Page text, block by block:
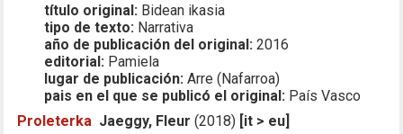
título original: Bidean ikasia
tipo de texto: Narrativa
año de publicación del original: 2016
editorial: Pamiela
lugar de publicación: Arre (Nafarroa)
pais en el que se publicó el original: País Vasco
Proleterka Jaeggy, Fleur (2018) [it > eu]